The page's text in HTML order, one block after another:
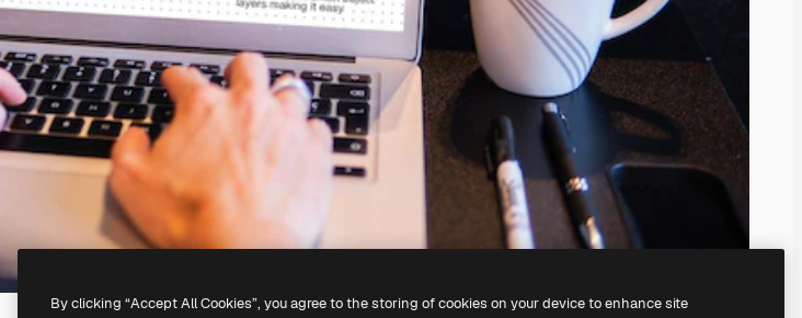
By clicking “Accept All Cookies”, you agree to the storing of cookies on your device to enhance site